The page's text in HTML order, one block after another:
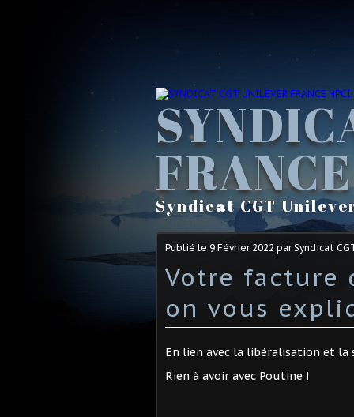
Syndicat CGT
Publié le 9 Février 2022 par Syndicat
Votre facture
on vous
En lien avec la libéralisation et la
Rien à avoir avec Poutine !